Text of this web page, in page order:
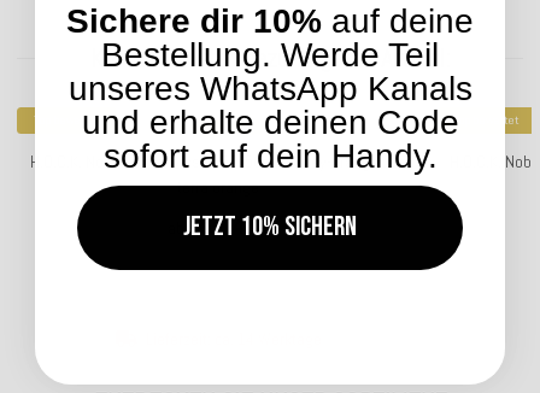
Kunden kauften dazu folgende Artikel:
Top bewertet
H.O.C.K. Nobile Samt Kissen 50x50cm honey-orange 105
terra orange
ab18,04 €*
Top bewertet
H.O.C.K.
Sichere dir 10% auf deine
Bestellung. Werde Teil
unseres WhatsApp Kanals
und erhalte deinen Code
sofort auf dein Handy.
Jetzt 10% sichern